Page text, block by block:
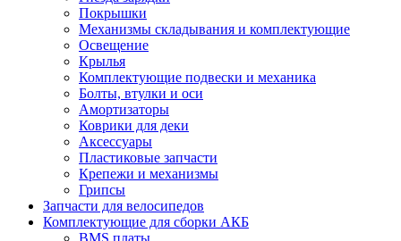
Покрышки
Механизмы складывания и комплектующие
Освещение
Крылья
Комплектующие подвески и механика
Болты, втулки и оси
Амортизаторы
Коврики для деки
Аксессуары
Пластиковые запчасти
Крепежи и механизмы
Грипсы
Запчасти для велосипедов
Комплектующие для сборки АКБ